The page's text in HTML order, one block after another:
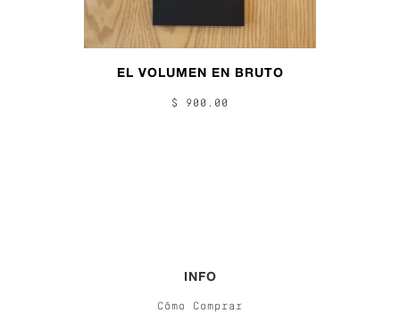
EL VOLUMEN EN BRUTO
$ 900.00
INFO
Cómo Comprar